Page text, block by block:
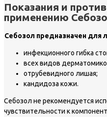
Показания и
применению
Себозол предназначен для
инфекционного гибка
всех видов
отрубевидного лишая;
кандидоза кожи.
Себозол не рекомендуется
чувствительности к